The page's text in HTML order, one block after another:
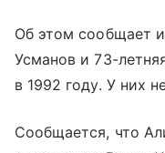
Об этом сообщает
Усманов и 73-
в 1992 году. У них
Сообщается, что